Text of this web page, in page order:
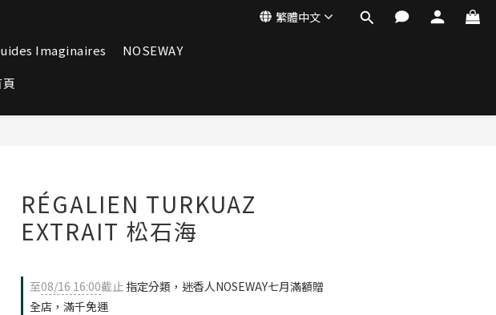
繁體中文
Imaginaires
NOSEWAY
RÉGALIEN TURKUAZ
EXTRAIT 松石海
至08/16 16:00截止 指定分類，迷香人NOSEWAY七月滿額贈
全店，滿千免運